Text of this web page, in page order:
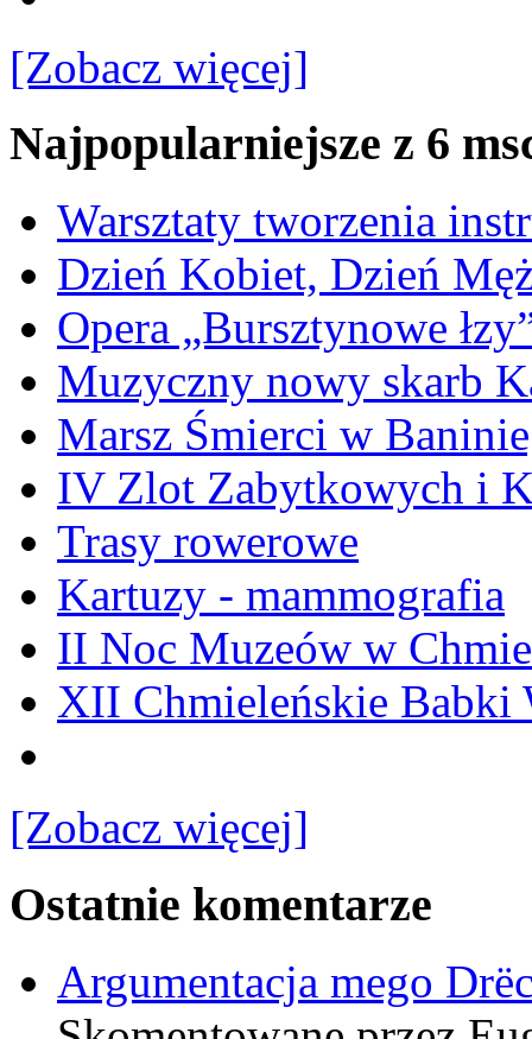
[Zobacz więcej]
Najpopularniejsze z 6
Warsztaty tworzenia
Dzień Kobiet, Dzień
Opera „Bursztynowe
Muzyczny nowy skarb
Marsz Śmierci w
IV Zlot Zabytkowych i
Trasy rowerowe
Kartuzy - mammografia
II Noc Muzeów w
XII Chmieleńskie Babki
[Zobacz więcej]
Ostatnie komentarze
Argumentacja mego